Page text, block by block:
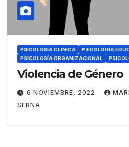
PSICOLOGIA CLÍNICA
PSICOLOGÍA
PSICOLOGÍA ORGANIZACIONAL
Violencia de Género
6 NOVIEMBRE, 2022
SERNA